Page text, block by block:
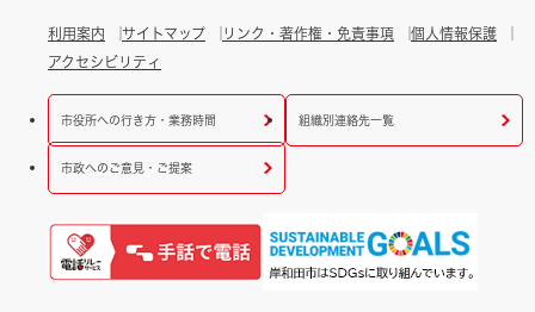
利用案内 サイトマップ リンク・著作権・免責事項
個人情報保護
アクセシビリティ
市役所への行き方・業務時間 組織別連絡先一覧
市政へのご意見・ご提案